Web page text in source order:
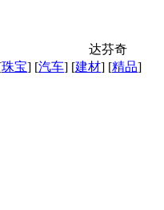
达芬奇
珠宝] [汽车] [建材] [精品]